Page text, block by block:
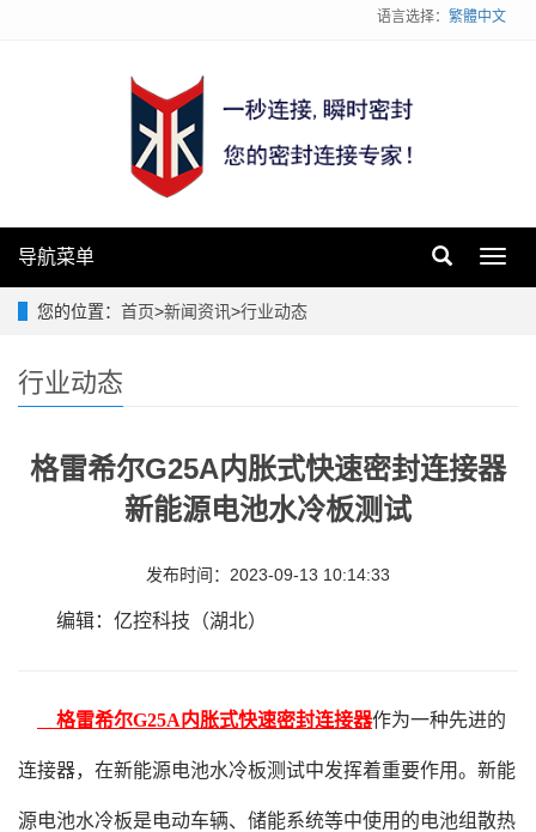
语言选择： 繁體中文
导航菜单
您的位置： 首页>新闻资讯>行业动态
行业动态
格雷希尔G25A内胀式快速密封连接器
新能源电池水冷板测试
发布时间：2023-09-13 10:14:33
编辑：亿控科技（湖北）
格雷希尔G25A内胀式快速密封连接器作为一种先进的
连接器，在新能源电池水冷板测试中发挥着重要作用。新能
源电池水冷板是电动车辆、储能系统等中使用的电池组散热